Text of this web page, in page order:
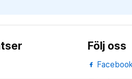
Följ oss